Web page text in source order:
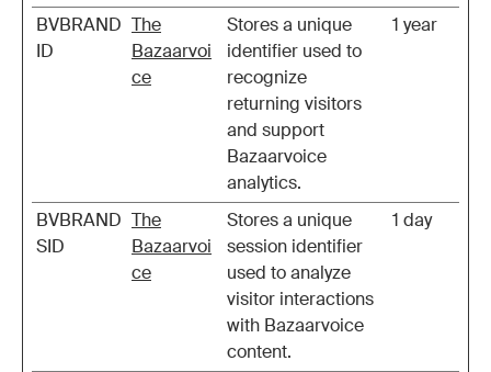
BVBRAND
ID
The
Bazaarvoi
ce
Stores a unique
identifier used to
recognize
returning visitors
and support
Bazaarvoice
analytics.
1 year
BVBRAND
SID
The
Bazaarvoi
ce
Stores a unique
session identifier
used to analyze
visitor interactions
with Bazaarvoice
content.
1 day